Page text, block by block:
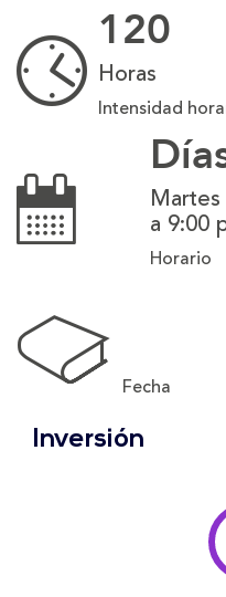
120
Horas
Intensidad
a 9:00
Horario
Fecha
Inversión